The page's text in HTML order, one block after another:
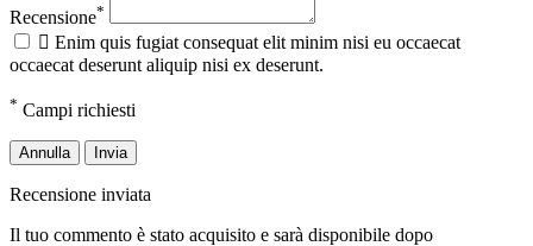
Recensione*
 Enim quis fugiat consequat elit minim nisi eu occaecat
occaecat deserunt aliquip nisi ex deserunt.
* Campi richiesti
Annulla Invia
Recensione inviata
Il tuo commento è stato acquisito e sarà disponibile dopo